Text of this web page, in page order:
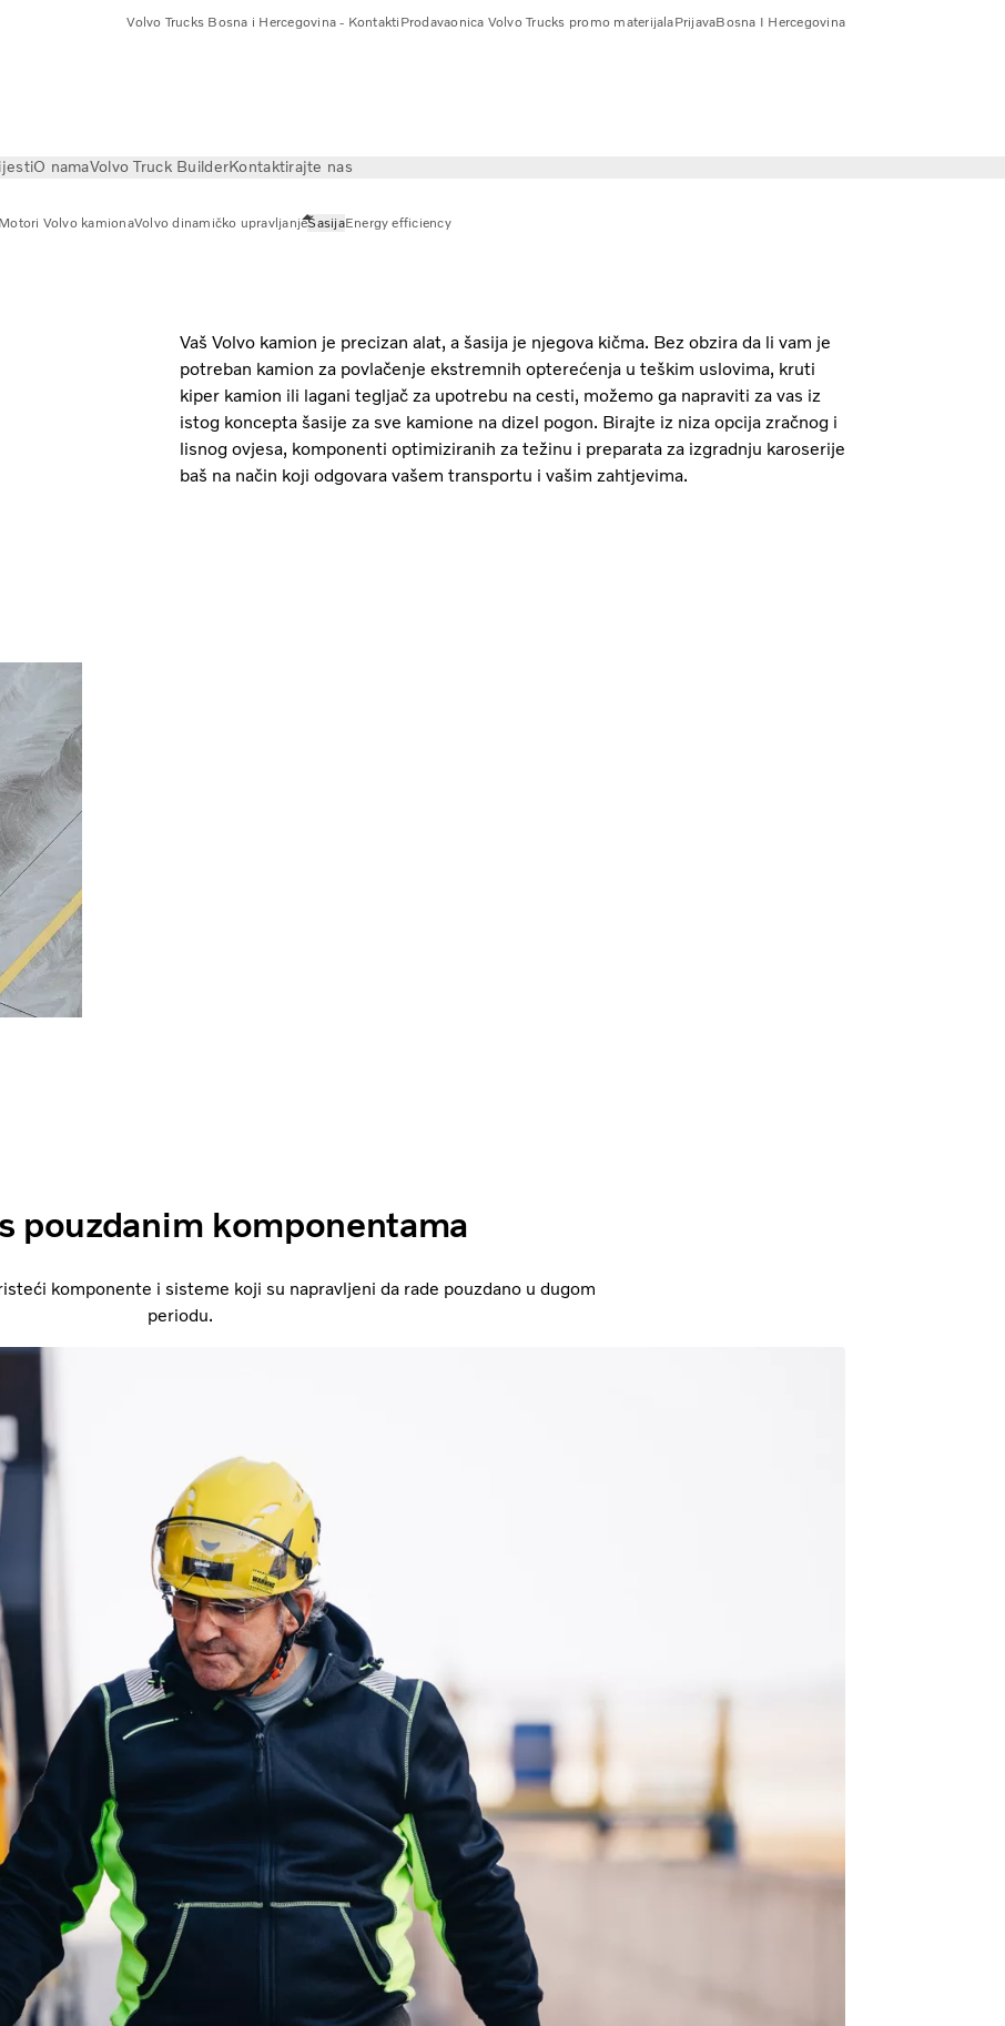
Volvo Trucks Bosna i Hercegovina - Kontakti Prodavaonica Volvo Trucks promo materijalaPrijavaBosna I Hercegovina
O namaVolvo Truck BuilderKontaktirajte nas
Motori Volvo kamionaVolvo dinamičko upravljanjeŠasijaEnergy efficiency
Vaš Volvo kamion je precizan alat, a šasija je njegova kičma. Bez obzira da li vam je
potreban kamion za povlačenje ekstremnih opterećenja u teškim uslovima, kruti
kiper kamion ili lagani tegljač za upotrebu na cesti, možemo ga napraviti za vas iz
istog koncepta šasije za sve kamione na dizel pogon. Birajte iz niza opcija zračnog i
lisnog ovjesa, komponenti optimiziranih za težinu i preparata za izgradnju karoserije
baš na način koji odgovara vašem transportu i vašim zahtjevima.
pouzdanim komponentama
komponente i sisteme koji su napravljeni da rade pouzdano u dugom
periodu.